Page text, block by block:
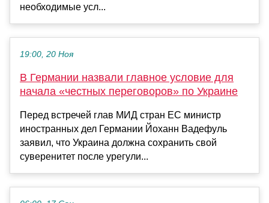
необходимые усл...
19:00, 20 Ноя
В Германии назвали главное условие для
начала «честных переговоров» по Украине
Перед встречей глав МИД стран ЕС министр
иностранных дел Германии Йоханн Вадефуль
заявил, что Украина должна сохранить свой
суверенитет после урегули...